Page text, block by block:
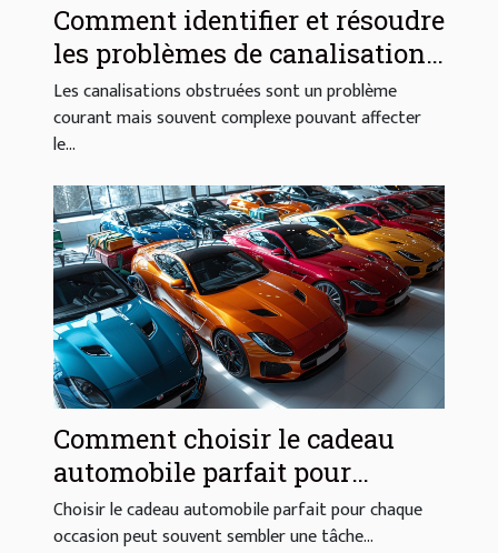
Comment identifier et résoudre
les problèmes de canalisations
obstruées
Les canalisations obstruées sont un problème
courant mais souvent complexe pouvant affecter
le...
Comment choisir le cadeau
automobile parfait pour
chaque occasion
Choisir le cadeau automobile parfait pour chaque
occasion peut souvent sembler une tâche...